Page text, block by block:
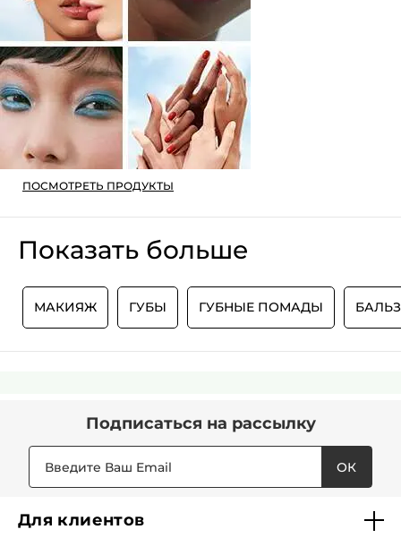
ПОСМОТРЕТЬ ПРОДУКТЫ
Показать больше
МАКИЯЖ ГУБЫ ГУБНЫЕ ПОМАДЫ
Подписаться на рассылку
ОК
Для клиентов